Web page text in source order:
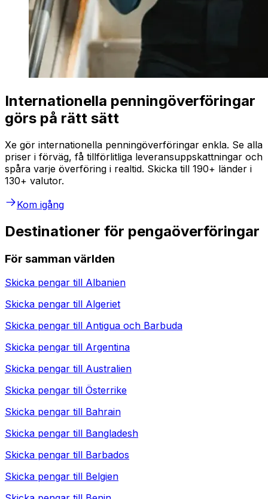
Internationella penningöverföringar
görs på rätt sätt
Xe gör internationella penningöverföringar enkla. Se alla
priser i förväg, få tillförlitliga leveransuppskattningar och
spåra varje överföring i realtid. Skicka till 190+ länder i
130+ valutor.
Kom igång
Destinationer för pengaöverföringar
För samman världen
Skicka pengar till Albanien
Skicka pengar till Algeriet
Skicka pengar till Antigua och Barbuda
Skicka pengar till Argentina
Skicka pengar till Australien
Skicka pengar till Österrike
Skicka pengar till Bahrain
Skicka pengar till Bangladesh
Skicka pengar till Barbados
Skicka pengar till Belgien